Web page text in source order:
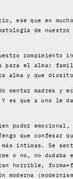
ese que en
de
para el alma:
alma y que
madres y
que a uno le
pudor
que confesar
íntimas. Se
o no, no
horrible,
moderna